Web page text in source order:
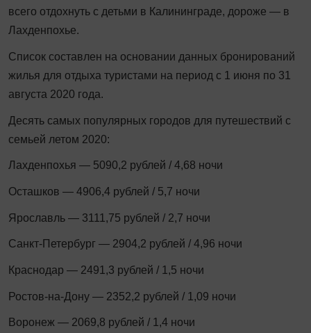
всего отдохнуть с детьми в Калининграде, дороже — в
Лахденпохье.
Список составлен на основании данных бронирований
жилья для отдыха туристами на период с 1 июня по 31
августа 2020 года.
Десять самых популярных городов для путешествий с
семьей летом 2020:
Лахденпохья — 5090,2 рублей / 4,68 ночи
Осташков — 4906,4 рублей / 5,7 ночи
Ярославль — 3111,75 рублей / 2,7 ночи
Санкт-Петербург — 2904,2 рублей / 4,96 ночи
Краснодар — 2491,3 рублей / 1,5 ночи
Ростов-на-Дону — 2352,2 рублей / 1,09 ночи
Воронеж — 2069,8 рублей / 1,4 ночи